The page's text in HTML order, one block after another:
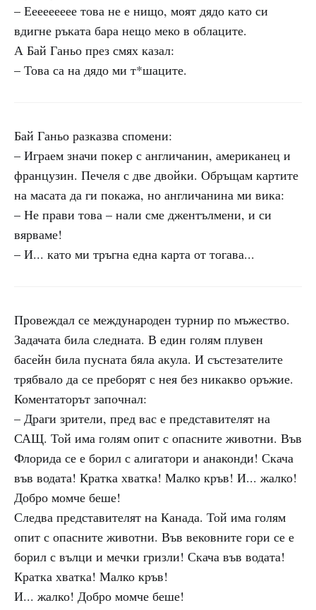
– Еееееееее това не е нищо, моят дядо като си
вдигне ръката бара нещо меко в облаците.
А Бай Ганьо през смях казал:
– Това са на дядо ми т*шаците.
Бай Ганьо разказва спомени:
– Играем значи покер с англичанин, американец и
французин. Печеля с две двойки. Обръщам картите
на масата да ги покажа, но англичанина ми вика:
– Не прави това – нали сме джентълмени, и си
вярваме!
– И... като ми тръгна една карта от тогава...
Провеждал се международен турнир по мъжество.
Задачата била следната. В един голям плувен
басейн била пусната бяла акула. И състезателите
трябвало да се преборят с нея без никакво оръжие.
Коментаторът започнал:
– Драги зрители, пред вас е представителят на
САЩ. Той има голям опит с опасните животни. Във
Флорида се е борил с алигатори и анаконди! Скача
във водата! Кратка хватка! Малко кръв! И... жалко!
Добро момче беше!
Следва представителят на Канада. Той има голям
опит с опасните животни. Във вековните гори се е
борил с вълци и мечки гризли! Скача във водата!
Кратка хватка! Малко кръв!
И... жалко! Добро момче беше!